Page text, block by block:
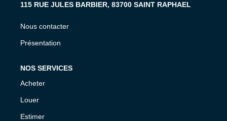
115 RUE JULES BARBIER, 83700 SAINT RAPHAEL
Nous contacter
Présentation
NOS SERVICES
Acheter
Louer
Estimer